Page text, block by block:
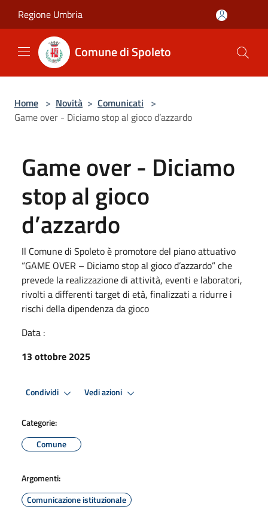
Regione Umbria
Comune di Spoleto
Home > Novità > Comunicati >
Game over - Diciamo stop al gioco d’azzardo
Game over - Diciamo
stop al gioco
d’azzardo
Il Comune di Spoleto è promotore del piano attuativo
“GAME OVER – Diciamo stop al gioco d’azzardo” che
prevede la realizzazione di attività, eventi e laboratori,
rivolti a differenti target di età, finalizzati a ridurre i
rischi della dipendenza da gioco
Data :
13 ottobre 2025
Condividi Vedi azioni
Categorie:
Comune
Argomenti:
Comunicazione istituzionale